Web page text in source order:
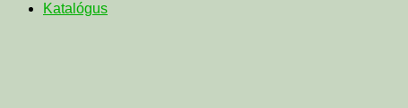
Katalógus